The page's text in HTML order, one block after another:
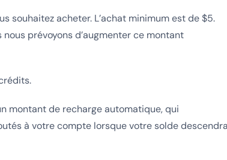
souhaitez acheter. L’achat minimum est de $5.
prévoyons d’augmenter ce montant
montant de recharge automatique, qui
à votre compte lorsque votre solde descendra